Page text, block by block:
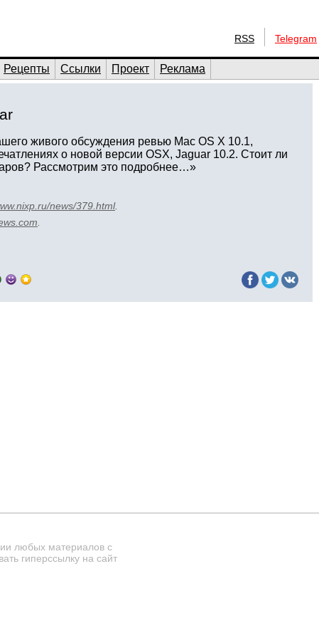
RSS Telegram
Рецепты Ссылки Проект Реклама
живого обсуждения ревью Mac OS X 10.1,
о новой версии OSX, Jaguar 10.2. Стоит ли
Рассмотрим это подробнее…»
news/379.html.
любых материалов с
гиперссылку на сайт